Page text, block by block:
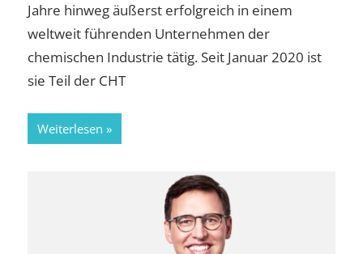
Jahre hinweg äußerst erfolgreich in einem
weltweit führenden Unternehmen der
chemischen Industrie tätig. Seit Januar 2020 ist
sie Teil der CHT
Weiterlesen